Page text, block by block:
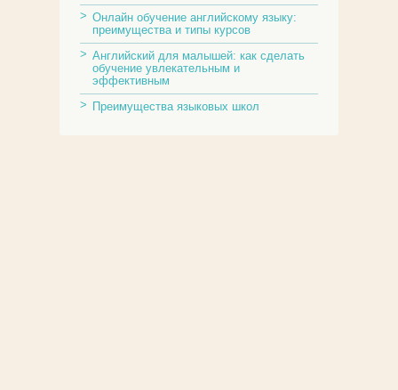
Онлайн обучение английскому языку:
преимущества и типы курсов
Английский для малышей: как сделать
обучение увлекательным и
эффективным
Преимущества языковых школ